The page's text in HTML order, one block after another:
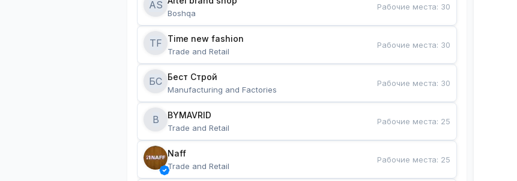
AS
Boshqa
Рабочие места: 30
TF Time new fashion
Trade and Retail
Рабочие места: 30
БС Бест Строй
Manufacturing and Factories
Рабочие места: 30
B BYMAVRID
Trade and Retail
Рабочие места: 25
Naff
Trade and Retail
Рабочие места: 25